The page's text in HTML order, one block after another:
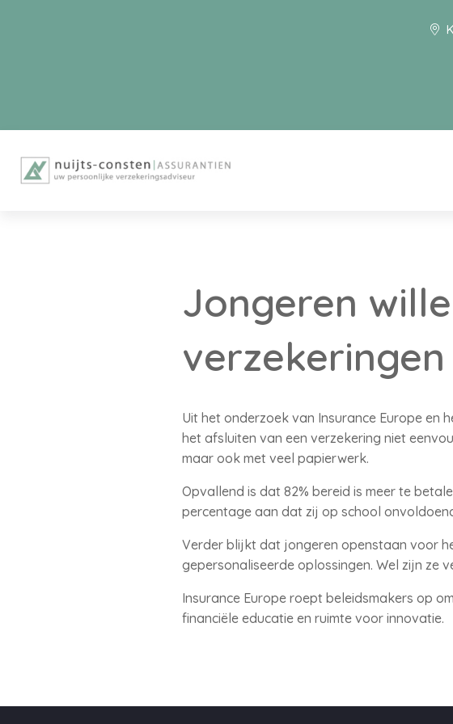
Jongeren
verzekeringen
Uit het onderzoek van Insurance Europe en
het afsluiten van een verzekering niet
maar ook met veel papierwerk.
Opvallend is dat 82% bereid is meer te
percentage aan dat zij op school
Verder blijkt dat jongeren openstaan voor
gepersonaliseerde oplossingen. Wel zijn ze
Insurance Europe roept beleidsmakers op
financiële educatie en ruimte voor innovatie.